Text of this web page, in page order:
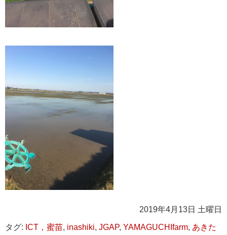
2019年4月13日 土曜日
タグ: ICT，蜜苗, inashiki, JGAP, YAMAGUCHIfarm, あきた